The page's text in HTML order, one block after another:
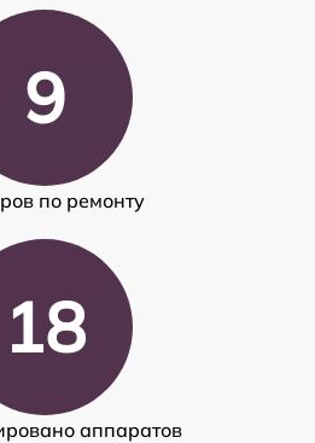
9
по ремонту
18
аппаратов